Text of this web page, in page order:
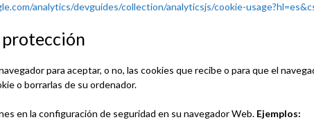
analytics/devguides/collection/analyticsjs/cookie-
protección
para aceptar, o no, las cookies que recibe o para que el
o borrarlas de su ordenador.
en la configuración de seguridad en su navegador Web. Ejemplos: